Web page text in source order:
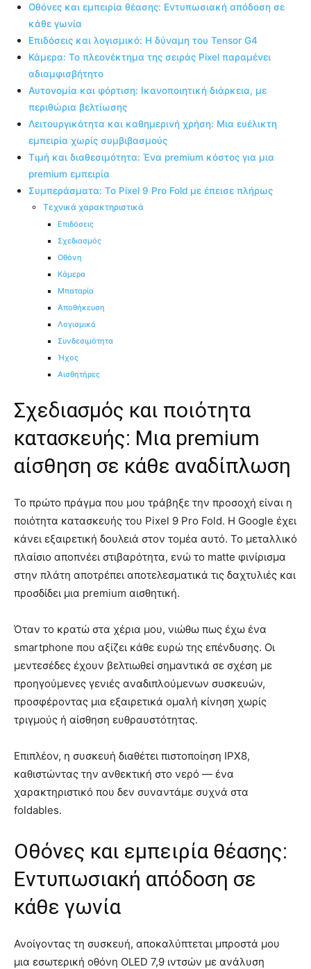
Οθόνες και εμπειρία θέασης: Εντυπωσιακή απόδοση σε
κάθε γωνία
Επιδόσεις και λογισμικό: Η δύναμη του Tensor G4
Κάμερα: Το πλεονέκτημα της σειράς Pixel παραμένει
αδιαμφισβήτητο
Αυτονομία και φόρτιση: Ικανοποιητική διάρκεια, με
περιθώρια βελτίωσης
Λειτουργικότητα και καθημερινή χρήση: Μια ευέλικτη
εμπειρία χωρίς συμβιβασμούς
Τιμή και διαθεσιμότητα: Ένα premium κόστος για μια
premium εμπειρία
Συμπεράσματα: Το Pixel 9 Pro Fold με έπεισε πλήρως
Τεχνικά χαρακτηριστικά
Επιδόσεις
Σχεδιασμός
Οθόνη
Κάμερα
Μπαταρία
Αποθήκευση
Λογισμικό
Συνδεσιμότητα
Ήχος
Αισθητήρες
Σχεδιασμός και ποιότητα
κατασκευής: Μια premium
αίσθηση σε κάθε αναδίπλωση
Το πρώτο πράγμα που μου τράβηξε την προσοχή είναι η
ποιότητα κατασκευής του Pixel 9 Pro Fold. Η Google έχει
κάνει εξαιρετική δουλειά στον τομέα αυτό. Το μεταλλικό
πλαίσιο αποπνέει στιβαρότητα, ενώ το matte φινίρισμα
στην πλάτη αποτρέπει αποτελεσματικά τις δαχτυλιές και
προσδίδει μια premium αισθητική.
Όταν το κρατώ στα χέρια μου, νιώθω πως έχω ένα
smartphone που αξίζει κάθε ευρώ της επένδυσης. Οι
μεντεσέδες έχουν βελτιωθεί σημαντικά σε σχέση με
προηγούμενες γενιές αναδιπλούμενων συσκευών,
προσφέροντας μια εξαιρετικά ομαλή κίνηση χωρίς
τριγμούς ή αίσθηση ευθραυστότητας.
Επιπλέον, η συσκευή διαθέτει πιστοποίηση IPX8,
καθιστώντας την ανθεκτική στο νερό — ένα
χαρακτηριστικό που δεν συναντάμε συχνά στα
foldables.
Οθόνες και εμπειρία θέασης:
Εντυπωσιακή απόδοση σε
κάθε γωνία
Ανοίγοντας τη συσκευή, αποκαλύπτεται μπροστά μου
μια εσωτερική οθόνη OLED 7,9 ιντσών με ανάλυση